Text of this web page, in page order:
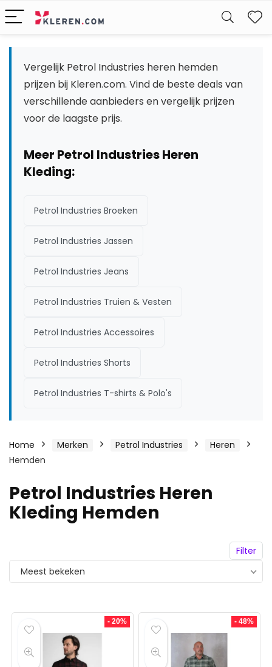
Vergelijk Petrol Industries heren hemden
prijzen bij Kleren.com. Vind de beste deals van
verschillende aanbieders en vergelijk prijzen
voor de laagste prijs.
Meer Petrol Industries Heren
Kleding:
Petrol Industries Broeken
Petrol Industries Jassen
Petrol Industries Jeans
Petrol Industries Truien & Vesten
Petrol Industries Accessoires
Petrol Industries Shorts
Petrol Industries T-shirts & Polo's
Home Merken Petrol Industries
Heren
Hemden
Petrol Industries Heren
Kleding Hemden
Filter
Meest bekeken
- 20% - 48%